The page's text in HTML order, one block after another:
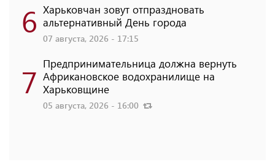
6 Харьковчан зовут отпраздновать
альтернативный День города
07 августа, 2026 - 17:15
7 Предпринимательница должна вернуть
Африкановское водохранилище на
Харьковщине
05 августа, 2026 - 16:00